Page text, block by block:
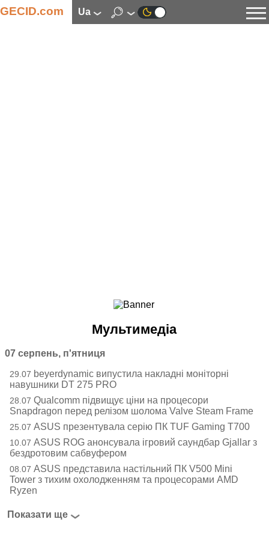
GECID.com ua
Смартфони
Периферія
Автоелектроніка
Ігри
Мультимедіа
07 серпень, п'ятниця
29.07 beyerdynamic випустила накладні моніторні
навушники DT 275 PRO
28.07 Qualcomm підвищує ціни на процесори
Snapdragon перед релізом шолома Valve Steam Frame
25.07 ASUS презентувала серію ПК TUF Gaming T700
10.07 ASUS ROG анонсувала ігровий саундбар Gjallar з
бездротовим сабвуфером
08.07 ASUS представила настільний ПК V500 Mini
Tower з тихим охолодженням та процесорами AMD
Ryzen
Показати ще